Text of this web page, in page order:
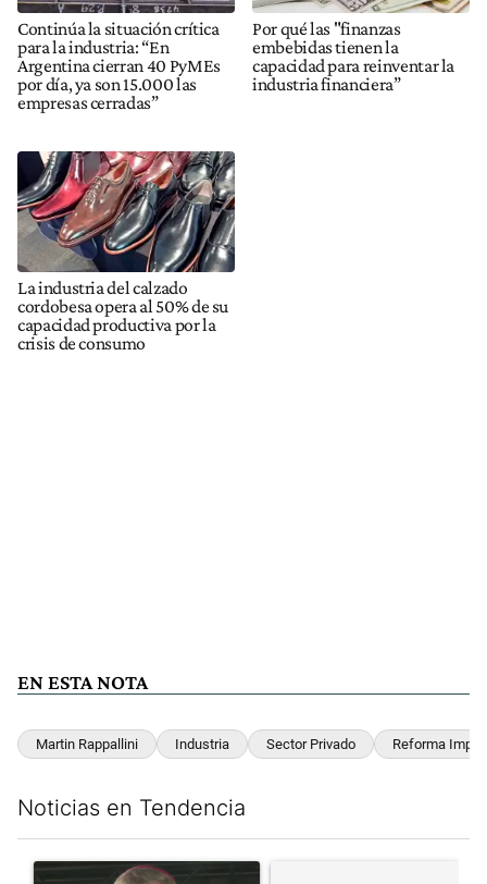
Continúa la situación crítica
para la industria: “En
Argentina cierran 40 PyMEs
por día, ya son 15.000 las
empresas cerradas”
Por qué las "finanzas
embebidas tienen la
capacidad para reinventar la
industria financiera”
La industria del calzado
cordobesa opera al 50% de su
capacidad productiva por la
crisis de consumo
EN ESTA NOTA
Martin Rappallini Industria Sector Privado Reforma
Noticias en Tendencia
Un artículo de tendencia con el título "García Cuerva